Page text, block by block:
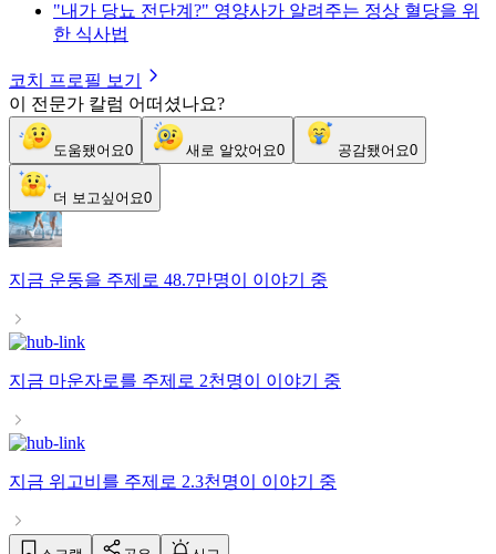
"내가 당뇨 전단계?" 영양사가 알려주는 정상 혈당을 위
한 식사법
코치 프로필 보기
이 전문가 칼럼 어떠셨나요?
도움됐어요0 새로 알았어요0 공감됐어요0
더 보고싶어요0
지금 운동을 주제로 48.7만명이 이야기 중
지금 마운자로를 주제로 2천명이 이야기 중
지금 위고비 를 주제로 2.3천명이 이야기 중